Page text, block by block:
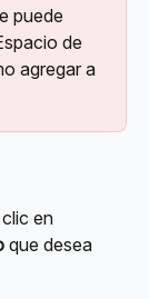
puede
de
agregar a
en
que desea